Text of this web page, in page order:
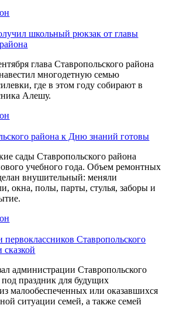
школьный рюкзак от главы
глава Ставропольского района
многодетную семью
где в этом году собирают в
Алешу.
района к Дню знаний готовы
сады Ставропольского района
учебного года. Объем ремонтных
внушительный: меняли
окна, полы, парты, стулья, заборы и
Ставропольского
администрации Ставропольского
праздник для будущих
малообеспеченных или оказавшихся
ситуации семей, а также семей